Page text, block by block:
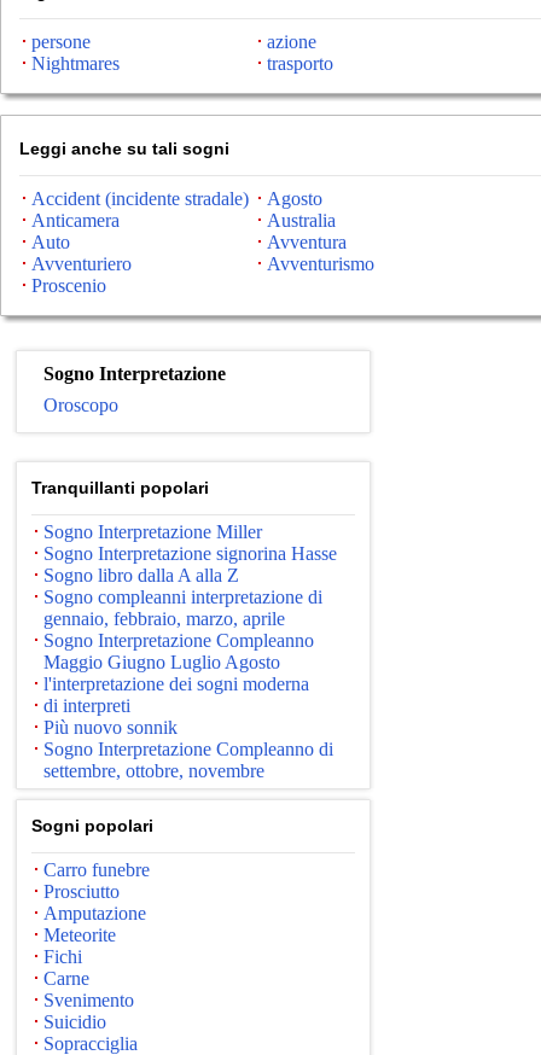
persone
azione
Nightmares
trasporto
Leggi anche su tali sogni
Accident (incidente stradale)
Agosto
Anticamera
Australia
Auto
Avventura
Avventuriero
Avventurismo
Proscenio
Sogno Interpretazione
Oroscopo
Tranquillanti popolari
Sogno Interpretazione Miller
Sogno Interpretazione signorina Hasse
Sogno libro dalla A alla Z
Sogno compleanni interpretazione di
gennaio, febbraio, marzo, aprile
Sogno Interpretazione Compleanno
Maggio Giugno Luglio Agosto
l'interpretazione dei sogni moderna
di interpreti
Più nuovo sonnik
Sogno Interpretazione Compleanno di
settembre, ottobre, novembre
Sogni popolari
Carro funebre
Prosciutto
Amputazione
Meteorite
Fichi
Carne
Svenimento
Suicidio
Sopracciglia